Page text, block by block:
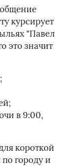
курсирует
"Павел
это значит
в 9:00,
короткой
городу и